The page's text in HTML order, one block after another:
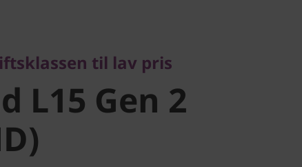
Gen 2
til lav pris
L15 Gen 2